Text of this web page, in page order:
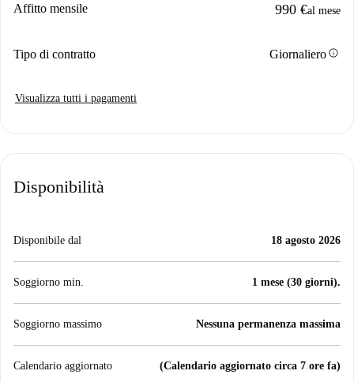
Affitto mensile 990 €al mese
Tipo di contratto Giornalieroinfo
Visualizza tutti i pagamenti
Disponibilità
Disponibile dal 18 agosto 2026
Soggiorno min. 1 mese (30 giorni).
Soggiorno massimo Nessuna permanenza massima
Calendario aggiornato (Calendario aggiornato circa 7 ore fa)